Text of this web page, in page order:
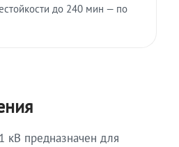
до 240 мин — по
кВ предназначен для